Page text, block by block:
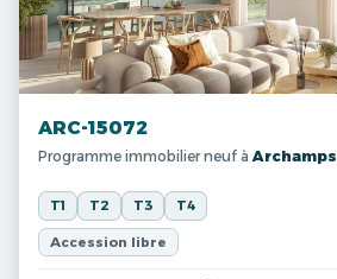
ARC-15072
Programme immobilier neuf àArchamps
T1 T2 T3 T4
Accession libre